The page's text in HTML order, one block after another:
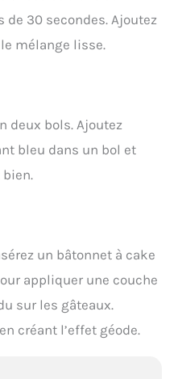
30 secondes. Ajoutez
mélange lisse.
deux bols. Ajoutez
bleu dans un bol et
bien.
un bâtonnet à cake
appliquer une couche
sur les gâteaux.
créant l’effet géode.